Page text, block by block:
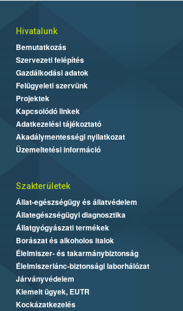
Hivatalunk
Bemutatkozás
Szervezeti felépítés
Gazdálkodási adatok
Felügyeleti szervünk
Projektek
Kapcsolódó linkek
Adatkezelési tájékoztató
Akadálymentességi nyilatkozat
Üzemeltetési információ
Szakterületek
Állat-egészségügy és állatvédelem
Állategészségügyi diagnosztika
Állatgyógyászati termékek
Borászat és alkoholos italok
Élelmiszer- és takarmánybiztonság
Élelmiszerlánc-biztonsági laborhálózat
Járványvédelem
Kiemelt ügyek, EUTR
Kockázatkezelés